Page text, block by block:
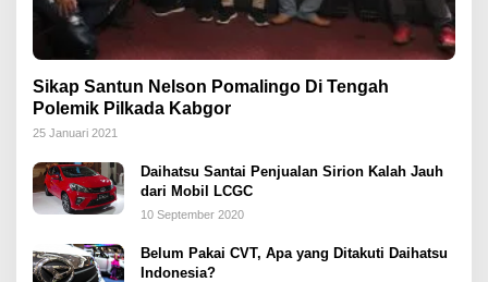
Sikap Santun Nelson Pomalingo Di Tengah
Polemik Pilkada Kabgor
25 Januari 2021
Daihatsu Santai Penjualan Sirion Kalah Jauh
dari Mobil LCGC
10 September 2020
Belum Pakai CVT, Apa yang Ditakuti Daihatsu
Indonesia?